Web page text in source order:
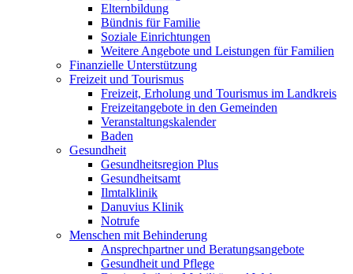
Elternbildung
Bündnis für Familie
Soziale Einrichtungen
Weitere Angebote und Leistungen für Familien
Finanzielle Unterstützung
Freizeit und Tourismus
Freizeit, Erholung und Tourismus im Landkreis
Freizeitangebote in den Gemeinden
Veranstaltungskalender
Baden
Gesundheit
Gesundheitsregion Plus
Gesundheitsamt
Ilmtalklinik
Danuvius Klinik
Notrufe
Menschen mit Behinderung
Ansprechpartner und Beratungsangebote
Gesundheit und Pflege